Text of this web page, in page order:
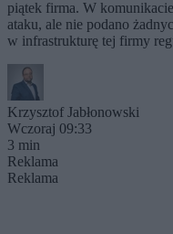
piątek firma. W
ataku, ale nie podano
w infrastrukturę tej firmy
Krzysztof Jabłonowski
Wczoraj 09:33
3 min
Reklama
Reklama